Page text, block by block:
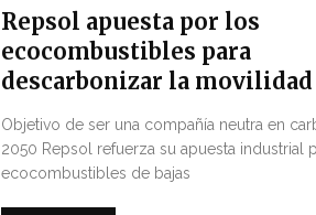
Repsol apuesta por los
ecocombustibles para
descarbonizar la movilidad
Objetivo de ser una compañía neutra en
2050 Repsol refuerza su apuesta industrial
ecocombustibles de bajas